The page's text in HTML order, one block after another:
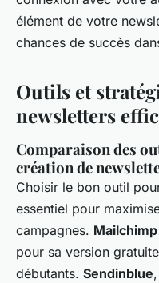
élément de votre
chances de succès
Outils et
newsletters
Comparaison des
création de
Choisir le bon outil
essentiel pour
campagnes. Mailchimp
pour sa version
débutants. Sendinblue